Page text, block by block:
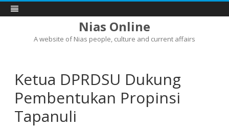
Nias Online
A website of Nias people, culture and current affairs
Ketua DPRDSU Dukung
Pembentukan Propinsi
Tapanuli